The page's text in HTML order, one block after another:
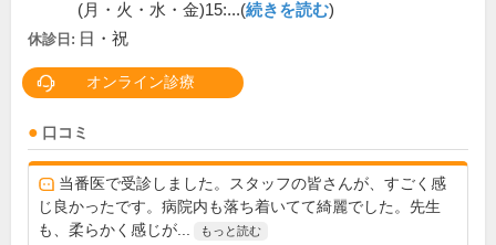
(月・火・水・金)15:...(続きを読む)
休診日: 日・祝
オンライン診療
口コミ
当番医で受診しました。スタッフの皆さんが、すごく感
じ良かったです。病院内も落ち着いてて綺麗でした。先生
も、柔らかく感じが...
もっと読む